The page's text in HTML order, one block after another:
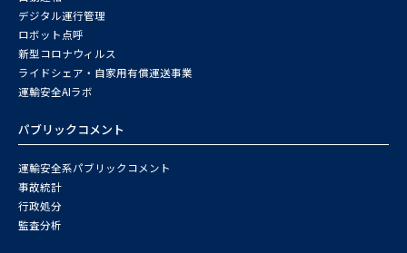
デジタル運行管理
ロボット点呼
新型コロナウィルス
ライドシェア・自家用有償運送事業
運輸安全AIラボ
パブリックコメント
運輸安全系パブリックコメント
事故統計
行政処分
監査分析